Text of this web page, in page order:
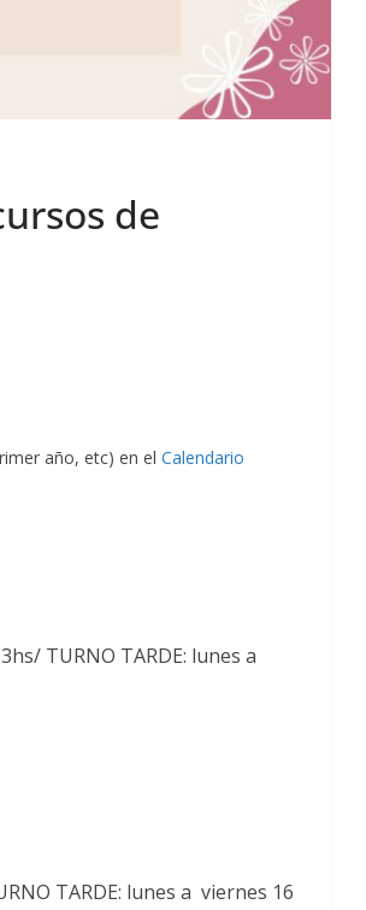
de
año, etc) en el Calendario
TURNO TARDE: lunes a
TARDE: lunes a viernes 16